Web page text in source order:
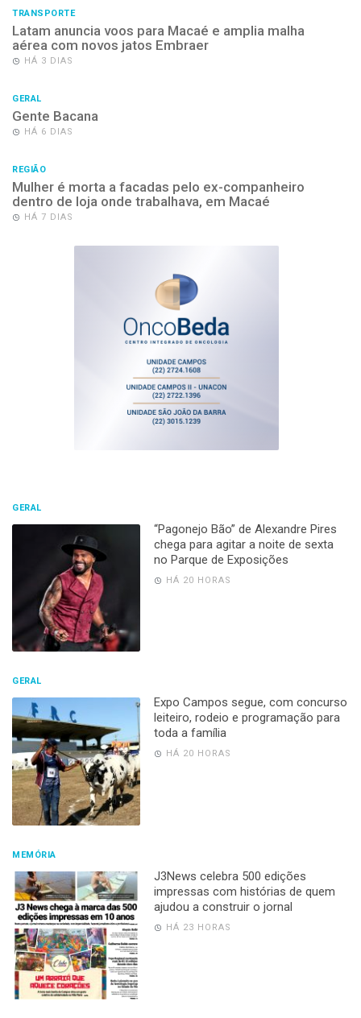
TRANSPORTE
Latam anuncia voos para Macaé e amplia malha
aérea com novos jatos Embraer
HÁ 3 DIAS
GERAL
Gente Bacana
HÁ 6 DIAS
REGIÃO
Mulher é morta a facadas pelo ex-companheiro
dentro de loja onde trabalhava, em Macaé
HÁ 7 DIAS
GERAL
“Pagonejo Bão” de Alexandre Pires
chega para agitar a noite de sexta
no Parque de Exposições
HÁ 20 HORAS
GERAL
Expo Campos segue, com concurso
leiteiro, rodeio e programação para
toda a família
HÁ 20 HORAS
MEMÓRIA
J3News celebra 500 edições
impressas com histórias de quem
ajudou a construir o jornal
HÁ 23 HORAS